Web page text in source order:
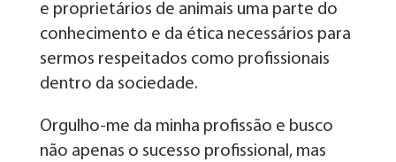
e proprietários de animais uma parte do
conhecimento e da ética necessários para
sermos respeitados como profissionais
dentro da sociedade.
Orgulho-me da minha profissão e busco
não apenas o sucesso profissional, mas